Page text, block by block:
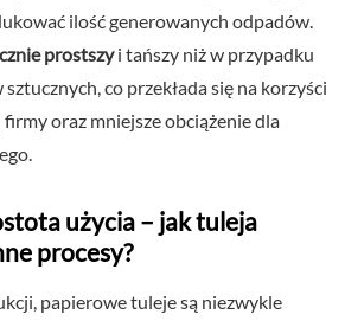
ilość generowanych odpadów.
prostszyi tańszy niż w przypadku
co przekłada się na korzyści
oraz mniejsze obciążenie dla
użycia – jak tuleja
procesy?
papierowe tuleje są niezwykle